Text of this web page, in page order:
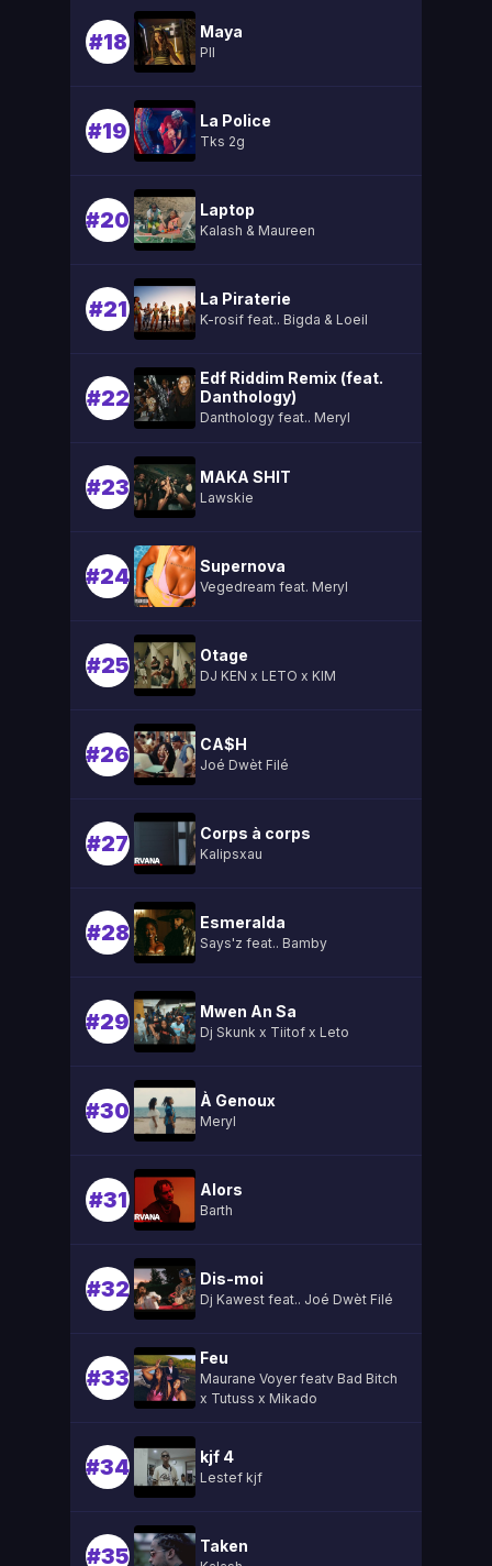
#18 Maya
Pll
#19 La Police
Tks 2g
#20 Laptop
Kalash & Maureen
#21 La Piraterie
K-rosif feat.. Bigda & Loeil
#22
Edf Riddim Remix (feat.
Danthology)
Danthology feat.. Meryl
#23 MAKA SHIT
Lawskie
#24 Supernova
Vegedream feat. Meryl
#25 Otage
DJ KEN x LETO x KIM
#26 CA$H
Joé Dwèt Filé
#27 Corps à corps
Kalipsxau
#28 Esmeralda
Says'z feat.. Bamby
#29 Mwen An Sa
Dj Skunk x Tiitof x Leto
#30 À Genoux
Meryl
#31 Alors
Barth
#32 Dis-moi
Dj Kawest feat.. Joé Dwèt Filé
#33
Feu
Maurane Voyer featv Bad Bitch
x Tutuss x Mikado
#34 kjf 4
Lestef kjf
#35 Taken